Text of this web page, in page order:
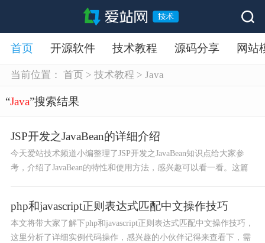
首页 开源软件 技术教程 源码分享 网站
当前位置： 首页 > 技术教程 > Java
“Java”搜索结果
JSP开发之JavaBean的详细介绍
今天爱站技术频道小编整理了JSP开发之JavaBean知识点给大家参
考，介绍了JavaBean的特性和使用方法，感兴趣可以看一看。这篇
php和javascript正则表达式匹配中文操作技巧
本文将带大家了解下php和javascript正则表达式匹配中文操作技巧，
这里分析了详细实例代码操作，感兴趣的小伙伴记得来查看下，需